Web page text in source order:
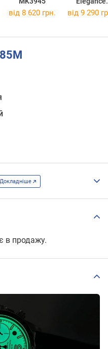
C4738/6
від 8 620 грн. від 9 290
Докладніше
в продажу.